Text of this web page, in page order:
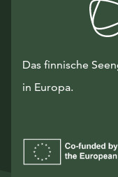
Das finnische
in Europa.